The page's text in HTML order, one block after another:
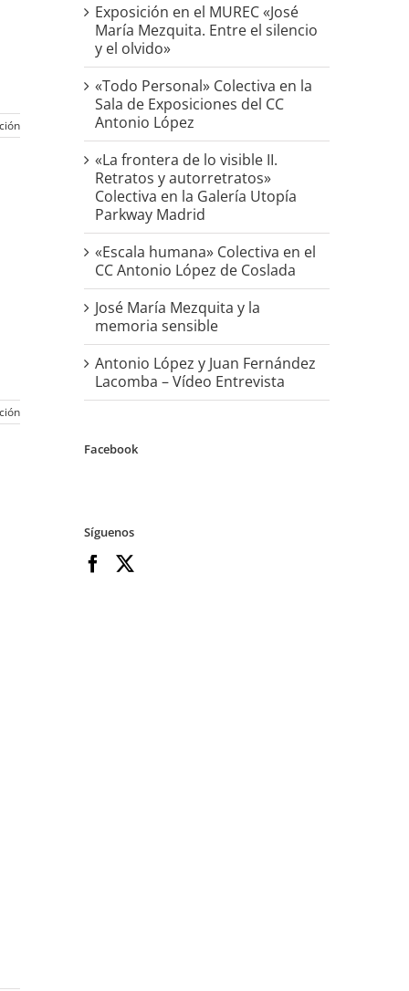
Exposición en el MUREC «José
María Mezquita. Entre el silencio
y el olvido»
«Todo Personal» Colectiva en la
Sala de Exposiciones del CC
Antonio López
«La frontera de lo visible II.
Retratos y autorretratos»
Colectiva en la Galería Utopía
Parkway Madrid
«Escala humana» Colectiva en el
CC Antonio López de Coslada
José María Mezquita y la
memoria sensible
Antonio López y Juan Fernández
Lacomba – Vídeo Entrevista
Facebook
Síguenos